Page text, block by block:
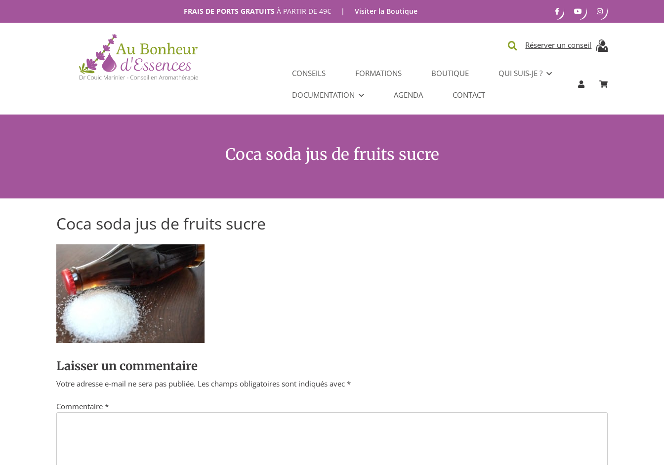
FRAIS DE PORTS GRATUITS À PARTIR DE 49€ | Visiter la Boutique
Réserver un conseil
CONSEILS FORMATIONS BOUTIQUE QUI SUIS-JE ?
DOCUMENTATION AGENDA CONTACT
Coca soda jus de fruits sucre
Coca soda jus de fruits sucre
Laisser un commentaire
Votre adresse e-mail ne sera pas publiée. Les champs obligatoires sont indiqués avec *
Commentaire *